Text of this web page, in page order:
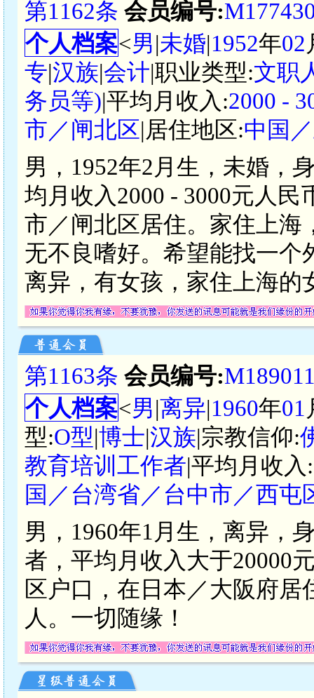
第1162条 会员编号:
个人档案<男|未婚|1952年02
专|汉族|会计|职业类型:文职
务员等)|平均月收入:2000 -
市／闸北区|居住地区:中国
男，1952年2月生，未婚，
均月收入2000 - 3000元人
市／闸北区居住。家住上海
无不良嗜好。希望能找一个
离异，有女孩，家住上海的
第1163条 会员编号:
个人档案<男|离异|1960年01
型:O型|博士|汉族|宗教信仰:
教育培训工作者|平均月收入:
国／台湾省／台中市／西屯
男，1960年1月生，离异，
者，平均月收入大于20000
区户口，在日本／大阪府
人。一切随缘！